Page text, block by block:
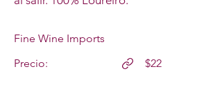
Fine Wine Imports
Precio:
$22